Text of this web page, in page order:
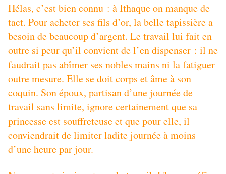
Hélas, c’est bien connu : à Ithaque on manque de
tact. Pour acheter ses fils d’or, la belle tapissière a
besoin de beaucoup d’argent. Le travail lui fait en
outre si peur qu’il convient de l’en dispenser : il ne
faudrait pas abîmer ses nobles mains ni la fatiguer
outre mesure. Elle se doit corps et âme à son
coquin. Son époux, partisan d’une journée de
travail sans limite, ignore certainement que sa
princesse est souffreteuse et que pour elle, il
conviendrait de limiter ladite journée à moins
d’une heure par jour.